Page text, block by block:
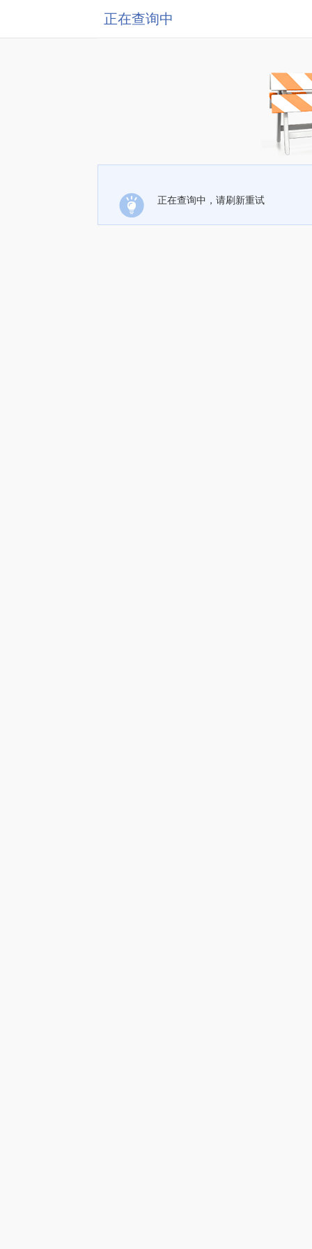
正在查询中
正在查询中，请刷新重试